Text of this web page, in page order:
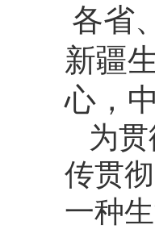
各省
新疆
心，
为
传贯
一种